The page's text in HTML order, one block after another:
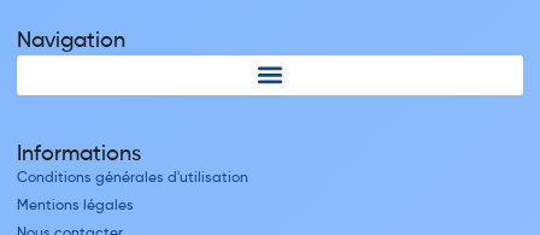
Navigation
Informations
Conditions générales d'utilisation
Mentions légales